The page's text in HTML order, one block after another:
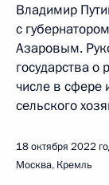
Владимир
с
Азаровым.
государства
числе в сфере
сельского
18 октября 2022
Москва, Кремль